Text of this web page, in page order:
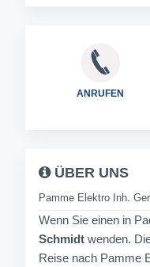
ANRUFEN
ÜBER UNS
Pamme Elektro Inh.
Wenn Sie einen in
Schmidt wenden.
Reise nach Pamme